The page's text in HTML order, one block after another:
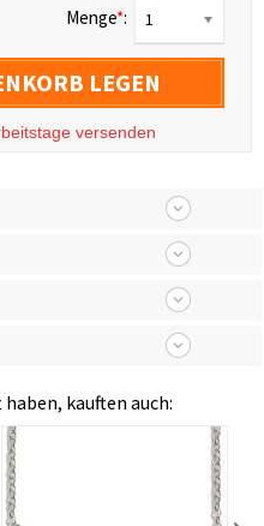
Menge*: 1
LEGEN
versenden
kauften auch: